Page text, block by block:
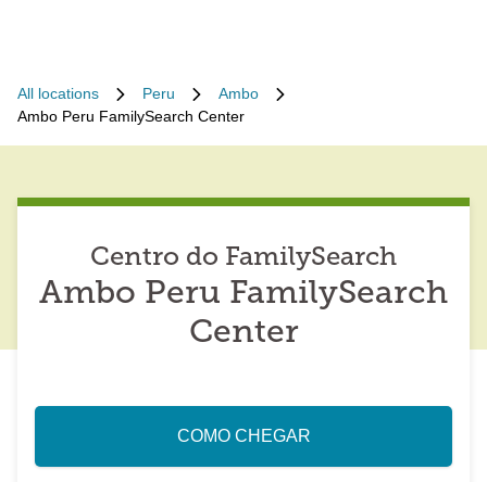
All locations Peru
Ambo
Ambo Peru FamilySearch Center
Centro do FamilySearch
Ambo Peru FamilySearch
Center
COMO CHEGAR